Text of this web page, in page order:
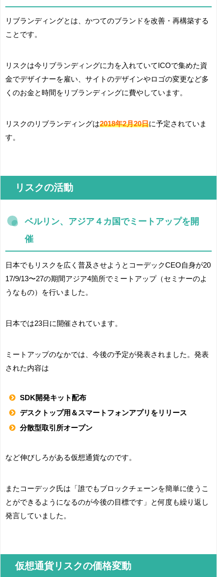
リブランディングとは、かつてのブランドを改善・再構築する
ことです。
リスクは今リブランディングに力を入れていてICOで集めた資
金でデザイナーを雇い、サイトのデザインやロゴの変更など多
くのお金と時間をリブランディングに費やしています。
リスクのリブランディングは2018年2月20日に予定されていま
す。
リスクの活動
ベルリン、アジア４カ国でミートアップを開
催
日本でもリスクを広く普及させようとコーデックCEO自身が20
17/9/13〜27の期間アジア4箇所でミートアップ（セミナーのよ
うなもの）を行いました。
日本では23日に開催されています。
ミートアップのなかでは、今後の予定が発表されました。発表
された内容は
SDK開発キット配布
デスクトップ用＆スマートフォンアプリをリリース
分散型取引所オープン
など伸びしろがある仮想通貨なのです。
またコーデック氏は「誰でもブロックチェーンを簡単に使うこ
とができるようになるのが今後の目標です」と何度も繰り返し
発言していました。
仮想通貨リスクの価格変動